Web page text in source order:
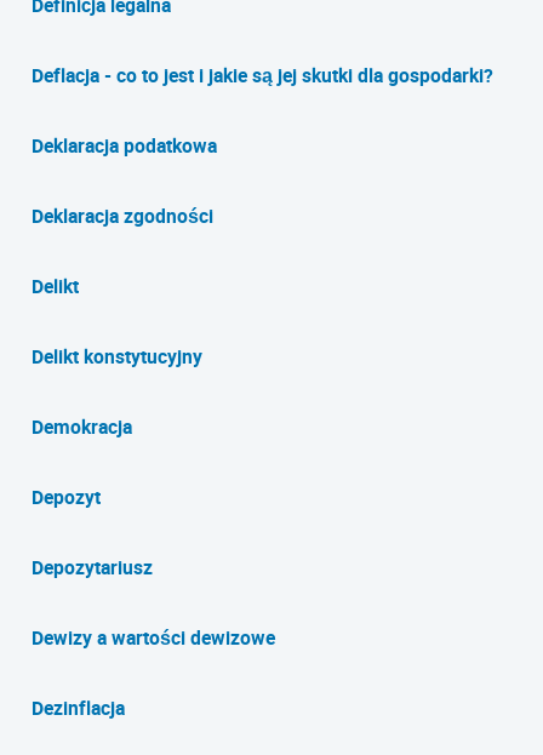
Deflacja - co to jest i jakie są jej skutki dla gospodarki?
Deklaracja podatkowa
Deklaracja zgodności
Delikt
Delikt konstytucyjny
Demokracja
Depozyt
Depozytariusz
Dewizy a wartości dewizowe
Dezinflacja